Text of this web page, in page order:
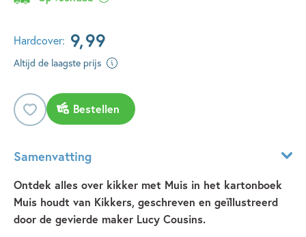
Hardcover: 9,99
Altijd de laagste prijs
Bestellen
Samenvatting
Ontdek alles over kikker met Muis in het kartonboek
Muis houdt van Kikkers, geschreven en geïllustreerd
door de gevierde maker Lucy Cousins.